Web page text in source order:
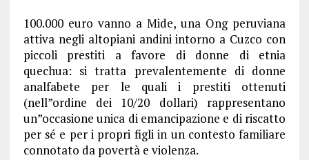
100.000 euro vanno a Mide, una Ong peruviana
attiva negli altopiani andini intorno a Cuzco con
piccoli prestiti a favore di donne di etnia
quechua: si tratta prevalentemente di donne
analfabete per le quali i prestiti ottenuti
(nell”ordine dei 10/20 dollari) rappresentano
un”occasione unica di emancipazione e di riscatto
per sé e per i propri figli in un contesto familiare
connotato da povertà e violenza.